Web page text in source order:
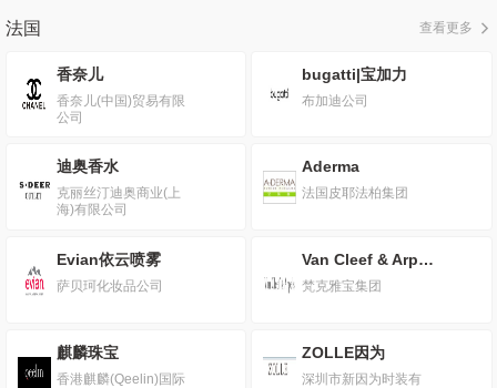
法国 查看更多
香奈儿
香奈儿(中国)贸易有限
公司
bugatti|宝加力
布加迪公司
迪奥香水
克丽丝汀迪奥商业(上
海)有限公司
Aderma
法国皮耶法柏集团
Evian依云喷雾
萨贝珂化妆品公司
Van Cleef & Arpels|梵克雅宝
梵克雅宝集团
麒麟珠宝
香港麒麟(Qeelin)国际
ZOLLE因为
深圳市新因为时装有